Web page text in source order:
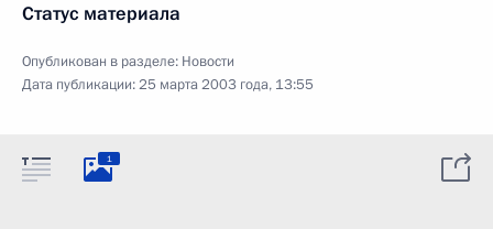
Статус материала
Опубликован в разделе: Новости
Дата публикации:25 марта 2003 года, 13:55
1